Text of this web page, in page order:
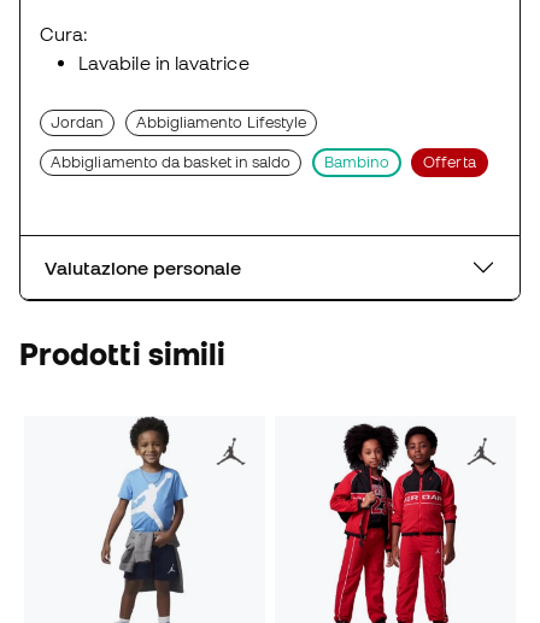
Cura:
Lavabile in lavatrice
Jordan Abbigliamento Lifestyle
Abbigliamento da basket in saldo Bambino Offerta
Valutazione personale
Prodotti simili